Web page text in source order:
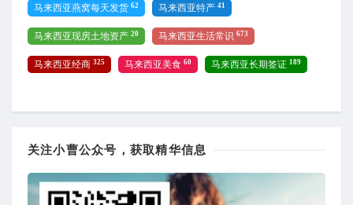
马来西亚燕窝每天发货 62 马来西亚特产 41
马来西亚现房土地资产 20 马来西亚生活常识 673
马来西亚经商 325 马来西亚美食 60 马来西亚长期签证 189
关注小曹公众号，获取精华信息